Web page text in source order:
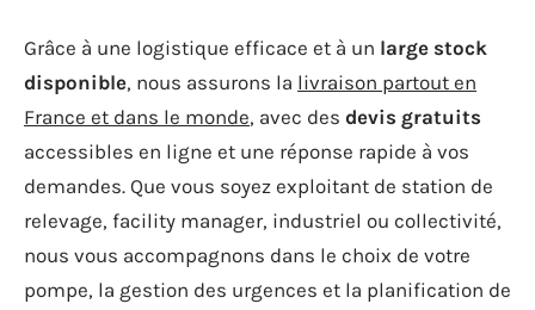
Grâce à une logistique efficace et à un large stock
disponible, nous assurons la livraison partout en
France et dans le monde, avec des devis gratuits
accessibles en ligne et une réponse rapide à vos
demandes. Que vous soyez exploitant de station de
relevage, facility manager, industriel ou collectivité,
nous vous accompagnons dans le choix de votre
pompe, la gestion des urgences et la planification de